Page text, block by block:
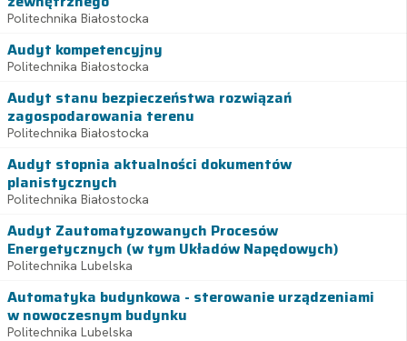
Politechnika Białostocka
Audyt kompetencyjny
Politechnika Białostocka
Audyt stanu bezpieczeństwa rozwiązań
zagospodarowania terenu
Politechnika Białostocka
Audyt stopnia aktualności dokumentów
planistycznych
Politechnika Białostocka
Audyt Zautomatyzowanych Procesów
Energetycznych (w tym Układów Napędowych)
Politechnika Lubelska
Automatyka budynkowa - sterowanie urządzeniami
w nowoczesnym budynku
Politechnika Lubelska